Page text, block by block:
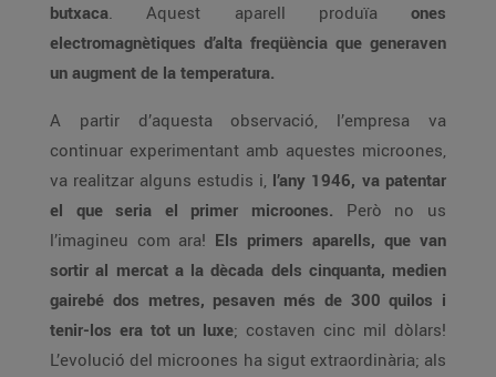
butxaca. Aquest aparell produïa ones
electromagnètiques d’alta freqüència que generaven
un augment de la temperatura.
A partir d’aquesta observació, l’empresa va
continuar experimentant amb aquestes microones,
va realitzar alguns estudis i, l’any 1946, va patentar
el que seria el primer microones. Però no us
l’imagineu com ara! Els primers aparells, que van
sortir al mercat a la dècada dels cinquanta, medien
gairebé dos metres, pesaven més de 300 quilos i
tenir-los era tot un luxe; costaven cinc mil dòlars!
L’evolució del microones ha sigut extraordinària; als